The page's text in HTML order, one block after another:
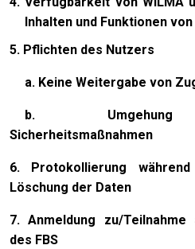
Inhalten und Funktionen von
5. Pflichten des Nutzers
a. Keine Weitergabe von
b. Umgehung
Sicherheitsmaßnahmen
6. Protokollierung
Löschung der Daten
7.Anmeldung zu/Teilnahme
des FBS